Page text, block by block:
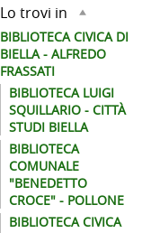
Lo trovi in
BIBLIOTECA CIVICA DI
BIELLA - ALFREDO
FRASSATI
BIBLIOTECA LUIGI
SQUILLARIO - CITTÀ
STUDI BIELLA
BIBLIOTECA
COMUNALE
"BENEDETTO
CROCE" - POLLONE
BIBLIOTECA CIVICA